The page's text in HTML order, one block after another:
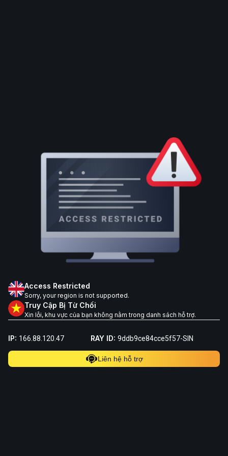
Access Restricted
Sorry, your region is not supported.
Truy Cập Bị Từ Chối
Xin lỗi, khu vực của bạn không nằm trong danh sách hỗ trợ.
IP: 166.88.120.47 RAY ID: 9ddb9ce84cce5f57-SIN
Liên hệ hỗ trợ